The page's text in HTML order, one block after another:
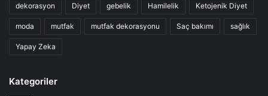
dekorasyon Diyet gebelik Hamilelik Ketojenik Diyet
moda mutfak mutfak dekorasyonu Saç bakımı sağlık
Yapay Zeka
Kategoriler